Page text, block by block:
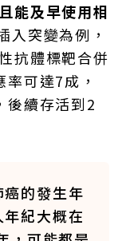
能及早使用相
入突變為例，
抗體標靶合併
可達7成，
後續存活到2
的發生年
紀大概在